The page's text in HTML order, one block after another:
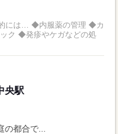
ク ◆発疹やケガなどの処
央駅
都合で...